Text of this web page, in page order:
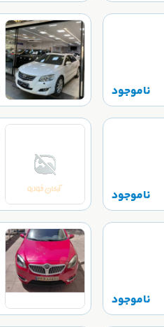
ناموجود
ناموجود
ناموجود